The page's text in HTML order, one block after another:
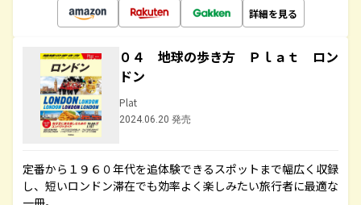
詳細を見る
０４ 地球の歩き方 Ｐｌａｔ ロン
ドン
Plat
2024.06.20 発売
定番から１９６０年代を追体験できるスポットまで幅広く収録
し、短いロンドン滞在でも効率よく楽しみたい旅行者に最適な